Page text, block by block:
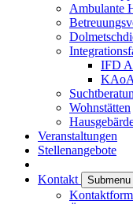
Ambulante
IFD
Wohnstätten
Veranstaltungen
Stellenangebote
Kontakt